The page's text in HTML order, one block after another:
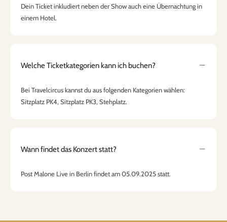
Dein Ticket inkludiert neben der Show auch eine Übernachtung in
einem Hotel.
Welche Ticketkategorien kann ich buchen?
Bei Travelcircus kannst du aus folgenden Kategorien wählen:
Sitzplatz PK4, Sitzplatz PK3, Stehplatz.
Wann findet das Konzert statt?
Post Malone Live in Berlin findet am 05.09.2025 statt.